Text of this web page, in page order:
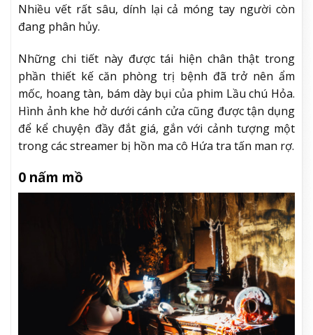
Nhiều vết rất sâu, dính lại cả móng tay người còn
đang phân hủy.
Những chi tiết này được tái hiện chân thật trong
phần thiết kế căn phòng trị bệnh đã trở nên ẩm
mốc, hoang tàn, bám dày bụi của phim Lầu chú Hỏa.
Hình ảnh khe hở dưới cánh cửa cũng được tận dụng
để kể chuyện đầy đắt giá, gắn với cảnh tượng một
trong các streamer bị hồn ma cô Hứa tra tấn man rợ.
0 nấm mồ